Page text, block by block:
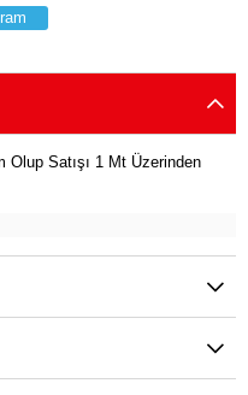
Satışı 1 Mt Üzerinden